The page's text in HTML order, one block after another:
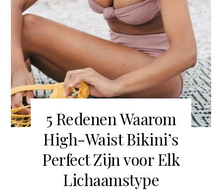
5 Redenen Waarom
High-Waist Bikini’s
Perfect Zijn voor Elk
Lichaamstype